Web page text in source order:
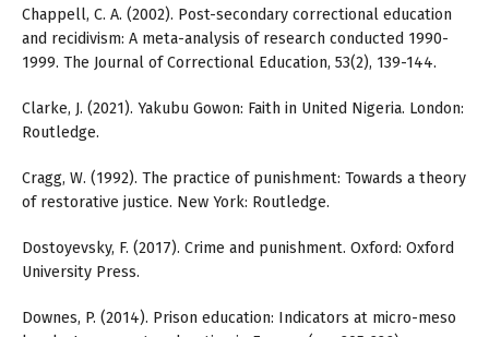
Chappell, C. A. (2002). Post-secondary correctional education
and recidivism: A meta-analysis of research conducted 1990-
1999. The Journal of Correctional Education, 53(2), 139-144.
Clarke, J. (2021). Yakubu Gowon: Faith in United Nigeria. London:
Routledge.
Cragg, W. (1992). The practice of punishment: Towards a theory
of restorative justice. New York: Routledge.
Dostoyevsky, F. (2017). Crime and punishment. Oxford: Oxford
University Press.
Downes, P. (2014). Prison education: Indicators at micro-meso